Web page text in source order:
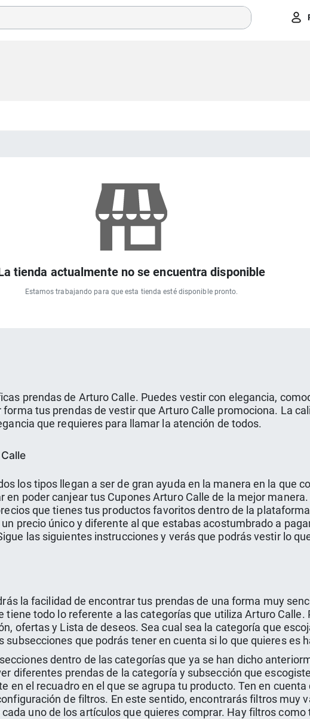
tienda actualmente no se encuentra disponible
Estamos trabajando para que esta tienda esté disponible pronto.
prendas de Arturo Calle. Puedes vestir con elegancia,
tus prendas de vestir que Arturo Calle promociona. La
que requieres para llamar la atención de todos.
los tipos llegan a ser de gran ayuda en la manera en la que
en poder canjear tus Cupones Arturo Calle de la mejor
que tienes tus productos favoritos dentro de la
precio único y diferente al que estabas acostumbrado a
las siguientes instrucciones y verás que podrás vestir lo
la facilidad de encontrar tus prendas de una forma muy
tiene todo lo referente a las categorías que utiliza Arturo
ofertas y Lista de deseos. Sea cual sea la categoría que
que podrás tener en cuenta si lo que quieres es
dentro de las categorías que ya se han dicho
diferentes prendas de la categoría y subsección que
en el recuadro en el que se agrupa tu producto. Ten en
de filtros. En este sentido, encontrarás filtros muy
uno de los artículos que quieres comprar. Hay filtros